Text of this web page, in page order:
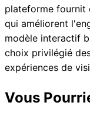
plateforme fournit
qui améliorent
modèle interactif
choix privilégié
expériences de
Vous